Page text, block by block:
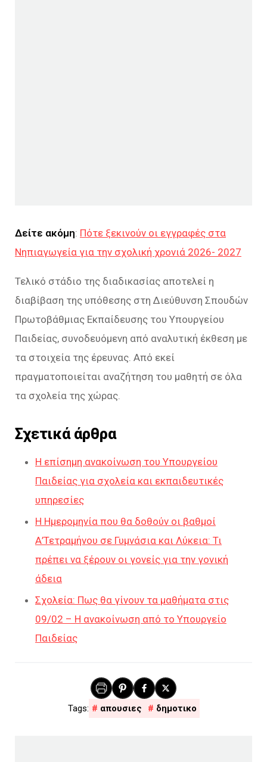
Δείτε ακόμη: Πότε ξεκινούν οι εγγραφές στα
Νηπιαγωγεία για την σχολική χρονιά 2026- 2027
Τελικό στάδιο της διαδικασίας αποτελεί η
διαβίβαση της υπόθεσης στη Διεύθυνση Σπουδών
Πρωτοβάθμιας Εκπαίδευσης του Υπουργείου
Παιδείας, συνοδευόμενη από αναλυτική έκθεση με
τα στοιχεία της έρευνας. Από εκεί
πραγματοποιείται αναζήτηση του μαθητή σε όλα
τα σχολεία της χώρας.
Σχετικά άρθρα
Η επίσημη ανακοίνωση του Υπουργείου
Παιδείας για σχολεία και εκπαιδευτικές
υπηρεσίες
Η Ημερομηνία που θα δοθούν οι βαθμοί
Α’Τετραμήνου σε Γυμνάσια και Λύκεια: Τι
πρέπει να ξέρουν οι γονείς για την γονική
άδεια
Σχολεία: Πως θα γίνουν τα μαθήματα στις
09/02 – Η ανακοίνωση από το Υπουργείο
Παιδείας
απουσιες δημοτικο